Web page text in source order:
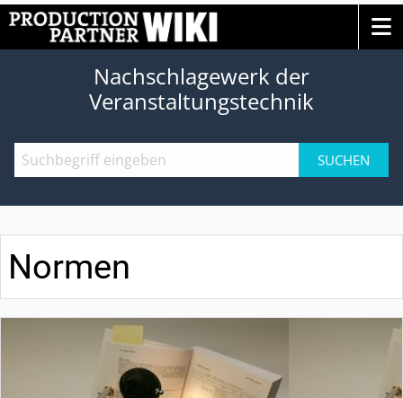
Nachschlagewerk der
Veranstaltungstechnik
SUCHEN
Normen